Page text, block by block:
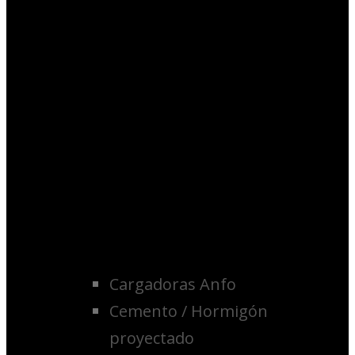
Cargadoras Anfo
Cemento / Hormigón
proyectado